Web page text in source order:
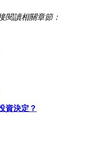
閱讀相關章節：
資決定？